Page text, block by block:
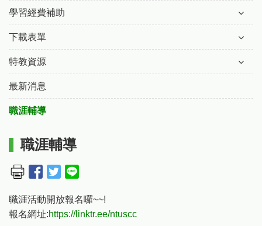
學習經費補助
下載表單
特教資源
最新消息
職涯輔導
職涯輔導
職涯活動開放報名囉~~!
報名網址:https://linktr.ee/ntuscc